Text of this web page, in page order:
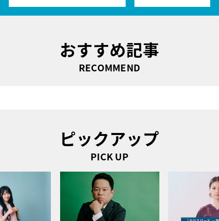
おすすめ記事
RECOMMEND
ピックアップ
PICK UP